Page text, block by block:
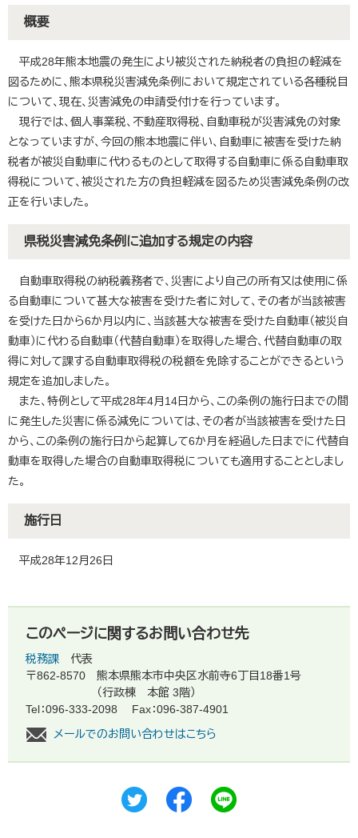
概要
平成28年熊本地震の発生により被災された納税者の負担の軽減を
図るために、熊本県税災害減免条例において規定されている各種税目
について、現在、災害減免の申請受付けを行っています。
現行では、個人事業税、不動産取得税、自動車税が災害減免の対象
となっていますが、今回の熊本地震に伴い、自動車に被害を受けた納
税者が被災自動車に代わるものとして取得する自動車に係る自動車取
得税について、被災された方の負担軽減を図るため災害減免条例の改
正を行いました。
県税災害減免条例に追加する規定の内容
自動車取得税の納税義務者で、災害により自己の所有又は使用に係
る自動車について甚大な被害を受けた者に対して、その者が当該被害
を受けた日から6か月以内に、当該甚大な被害を受けた自動車（被災自
動車）に代わる自動車（代替自動車）を取得した場合、代替自動車の取
得に対して課する自動車取得税の税額を免除することができるという
規定を追加しました。
また、特例として平成28年4月14日から、この条例の施行日までの間
に発生した災害に係る減免については、その者が当該被害を受けた日
から、この条例の施行日から起算して6か月を経過した日までに代替自
動車を取得した場合の自動車取得税についても適用することとしまし
た。
施行日
平成28年12月26日
このページに関するお問い合わせ先
税務課
代表
〒862-8570
熊本県熊本市中央区水前寺6丁目18番1号
（行政棟 本館 3階）
Tel：096-333-2098
Fax：096-387-4901
メールでのお問い合わせはこちら